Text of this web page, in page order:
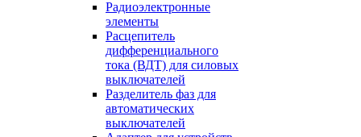
Радиоэлектронные
элементы
Расцепитель
дифференциального
тока (ВДТ) для силовых
выключателей
Разделитель фаз для
автоматических
выключателей